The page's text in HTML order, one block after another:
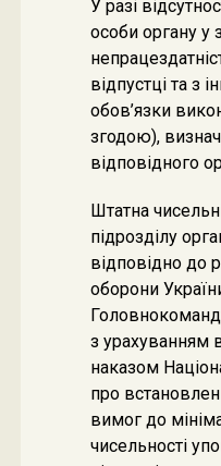
У разі
особи органу у
відпустці та з
обов’язки
згодою),
відповідного
Штатна
підрозділу
відповідно до
оборони
з урахуванням
наказом
про
вимог до
чисельності